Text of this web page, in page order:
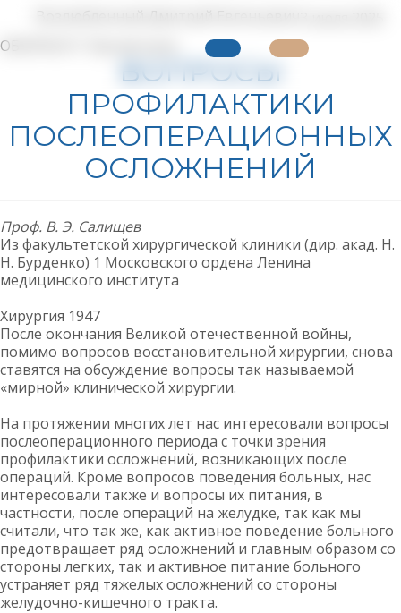
ОБЗОРЫ
ВОПРОСЫ
ПРОФИЛАКТИКИ
ПОСЛЕОПЕРАЦИОННЫХ
ОСЛОЖНЕНИЙ
Проф. В. Э. Салищев
Из факультетской хирургической клиники (дир. акад. Н.
Н. Бурденко) 1 Московского ордена Ленина
медицинского института
Хирургия 1947
После окончания Великой отечественной войны,
помимо вопросов восстановительной хирургии, снова
ставятся на обсуждение вопросы так называемой
«мирной» клинической хирургии.
На протяжении многих лет нас интересовали вопросы
послеоперационного периода с точки зрения
профилактики осложнений, возникающих после
операций. Кроме вопросов поведения больных, нас
интересовали также и вопросы их питания, в
частности, после операций на желудке, так как мы
считали, что так же, как активное поведение больного
предотвращает ряд осложнений и главным образом со
стороны легких, так и активное питание больного
устраняет ряд тяжелых осложнений со стороны
желудочно-кишечного тракта.